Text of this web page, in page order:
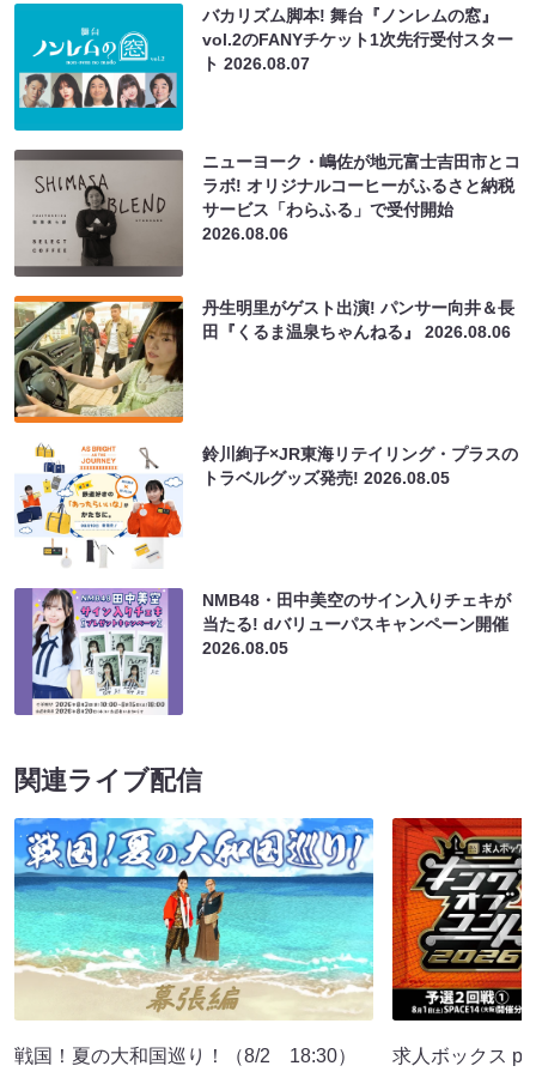
バカリズム脚本! 舞台『ノンレムの窓』
vol.2のFANYチケット1次先行受付スター
ト2026.08.07
ニューヨーク・嶋佐が地元富士吉田市とコ
ラボ! オリジナルコーヒーがふるさと納税
サービス「わらふる」で受付開始
2026.08.06
丹生明里がゲスト出演! パンサー向井＆長
田『くるま温泉ちゃんねる』2026.08.06
鈴川絢子×JR東海リテイリング・プラスの
トラベルグッズ発売!2026.08.05
NMB48・田中美空のサイン入りチェキが
当たる! dバリューパスキャンペーン開催
2026.08.05
関連ライブ配信
戦国！夏の大和国巡り！（8/2 18:30）
求人ボックス